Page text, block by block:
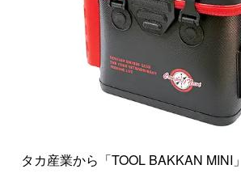
タカ産業から「TOOL BAKKAN MINI